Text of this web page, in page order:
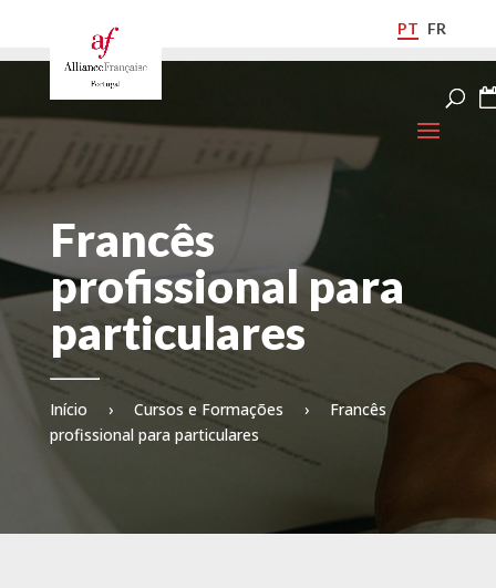
PT FR
Francês
profissional para
particulares
Início › Cursos e Formações ›
Francês
profissional para particulares